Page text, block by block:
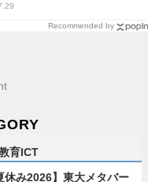
Recommended by
育ICT
休み2026】東大メタバー